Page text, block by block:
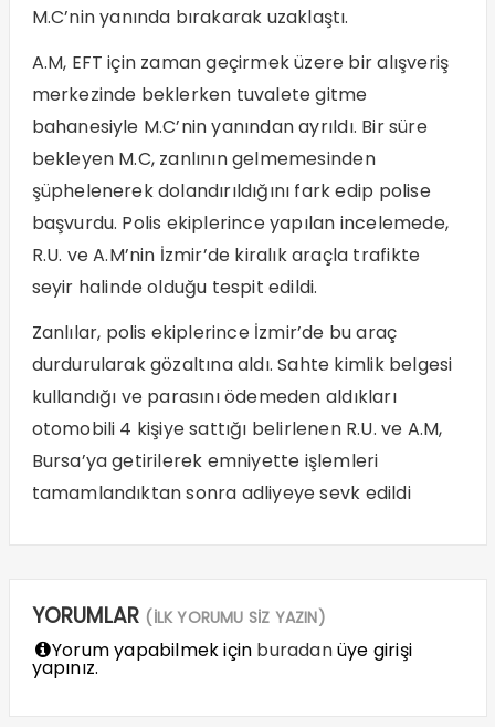
M.C’nin yanında bırakarak uzaklaştı.
A.M, EFT için zaman geçirmek üzere bir alışveriş
merkezinde beklerken tuvalete gitme
bahanesiyle M.C’nin yanından ayrıldı. Bir süre
bekleyen M.C, zanlının gelmemesinden
şüphelenerek dolandırıldığını fark edip polise
başvurdu. Polis ekiplerince yapılan incelemede,
R.U. ve A.M’nin İzmir’de kiralık araçla trafikte
seyir halinde olduğu tespit edildi.
Zanlılar, polis ekiplerince İzmir’de bu araç
durdurularak gözaltına aldı. Sahte kimlik belgesi
kullandığı ve parasını ödemeden aldıkları
otomobili 4 kişiye sattığı belirlenen R.U. ve A.M,
Bursa’ya getirilerek emniyette işlemleri
tamamlandıktan sonra adliyeye sevk edildi
YORUMLAR (İLK YORUMU SİZ YAZIN)
Yorum yapabilmek için buradanüye girişi
yapınız.